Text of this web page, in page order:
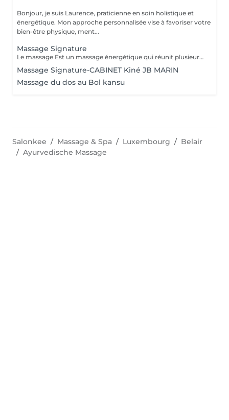
Bonjour, je suis Laurence, praticienne en soin holistique et
énergétique. Mon approche personnalisée vise à favoriser votre
bien-être physique, ment...
Massage Signature
Le massage Est un massage énergétique qui réunit plusieurs techniques de massages du monde (Tuina, Lomi-lomi, Californien, Suédois et Ayurvédique), l'aromathérapie et l'énergie du magnétisme qui réveille les processus naturels d'autoguérison du corps en déchargeant les mémoires émotionnelles encombrantes et les toxines. Véritable invitation à la reconnexion à soi, c'est une psychothérapie pour le corps qui permet de laisser s'opérer tout un développement réparateur et initiateur, ouvrant la mémoire du corps, qui nettoie peu à peu les anciens traumas et laisse l'énergie de vie circuler librement permettant un véritable bien-être et apportant un lâcher prise physique et mental de manière impressionnante. Ce massage profondément relaxant peut aider à soulager le stress, l'anxiété, les tensions musculaires, les douleurs chroniques et à améliorer la circulation sanguine et lymphatique. Il est également utile pour stimuler le système immunitaire et renforcer le corps. Il peut également être bénéfique pour les personnes souffrant de problèmes de sommeil et de troubles digestifs. Ce massage est pratiqué sur l'ensemble du corps avec un mélange d'huiles végétales et d'huiles essentielles Ne pas s'exposer au soleil ou aux UV pendant au moins 6h après ce massage. La durée de la prestations inclus le temps d'installation
Massage Signature-CABINET Kiné JB MARIN
Massage du dos au Bol kansu
Salonkee Massage & Spa Luxembourg
Belair
Ayurvedische Massage